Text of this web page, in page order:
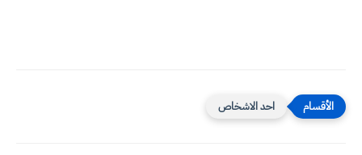
احد الاشخاص